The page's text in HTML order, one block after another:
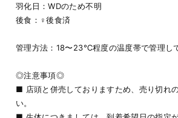
羽化日：WDのため不明
後食：♀後食済
管理方法：18〜23℃程度の温度帯で管理し
◎注意事項◎
■ 店頭と併売しておりますため、売り切れ
い。